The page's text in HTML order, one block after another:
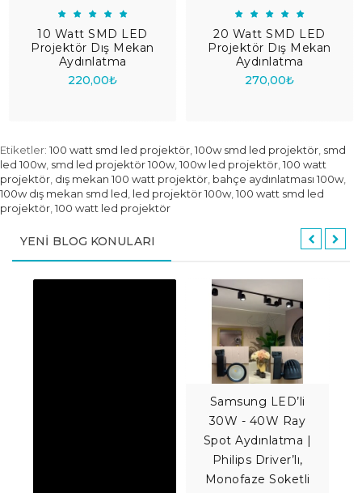
10 Watt SMD LED
Projektör Dış Mekan
Aydınlatma
220,00₺
20 Watt SMD LED
Projektör Dış Mekan
Aydınlatma
270,00₺
Etiketler: 100 watt smd led projektör 100w smd led projektör smd
led 100w, smd led projektör 100w, 100w led projektör 100 watt
projektör dış mekan 100 watt projektör bahçe aydınlatması 100w,
100w dış mekan smd led led projektör 100w, 100 watt smd led
projektör 100 watt led projektör
YENI BLOG KONULARI
Samsung LED’li
30W - 40W Ray
Spot Aydınlatma |
Philips Driver’lı,
Monofaze Soketli